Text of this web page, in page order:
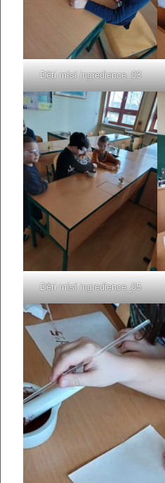
Děti mísí ingredience_03
Děti mísí ingredience_05